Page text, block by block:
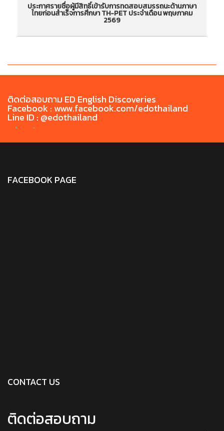
ด้านภาษาไทยก่อนสำเร็จการศึกษา TH-PET ประจำ
ประกาศรายชื่อผู้มีสิทธิ์เข้ารับการทดสอบสมรรถนะด้านภาษา
ไทยก่อนสำเร็จการศึกษา TH-PET ประจำเดือน พฤษภาคม
2569
ติดต่อสอบถาม ED English Discoveries
Facebook : www.facebook.com/edothailand
Line ID : @edothailand
FACEBOOK PAGE
CONTACT US
ติดต่อสอบถาม